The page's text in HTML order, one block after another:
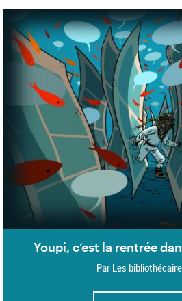
Youpi, c’est la rentrée
Par Les